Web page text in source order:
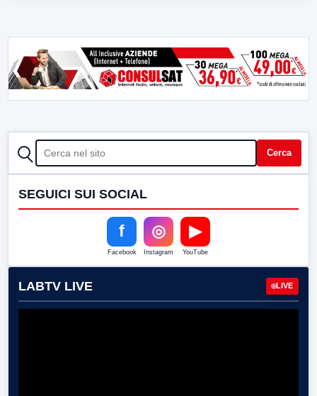
CERCA Cerca
SEGUICI SUI SOCIAL
f
Facebook
◎
Instagram
▶
YouTube
LABTV LIVE LIVE